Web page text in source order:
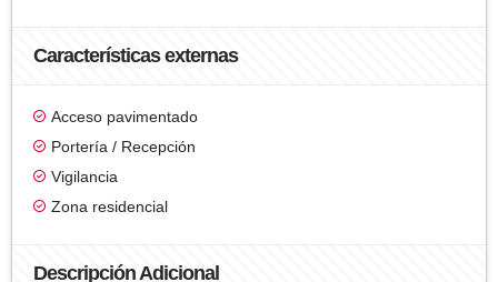
Características externas
Acceso pavimentado
Portería / Recepción
Vigilancia
Zona residencial
Descripción Adicional